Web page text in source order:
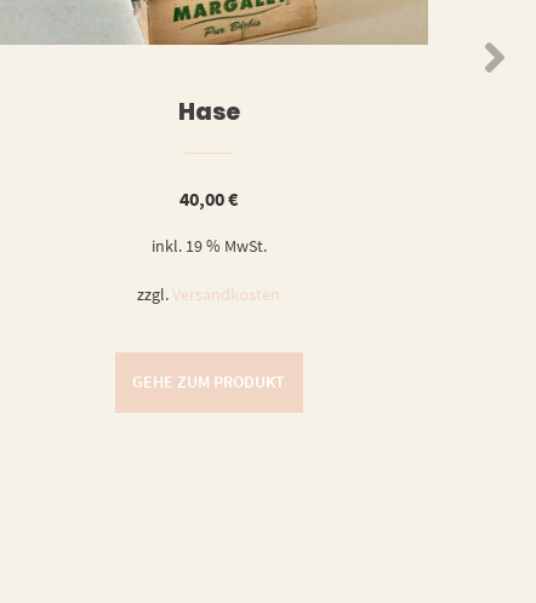
Hase
40,00€
inkl. 19 % MwSt.
zzgl.Versandkosten
GEHE ZUM PRODUKT